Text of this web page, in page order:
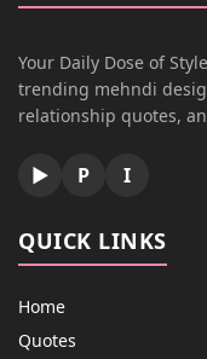
Your Daily Dose of
trending mehndi
relationship quotes,
▶ P I
QUICK LINKS
Home
Quotes